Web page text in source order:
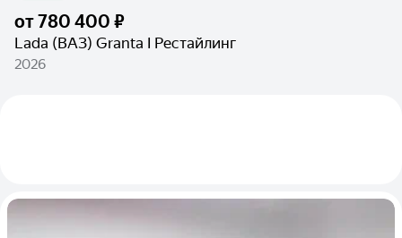
от780 400 ₽
Lada (ВАЗ) Granta I Рестайлинг
2026